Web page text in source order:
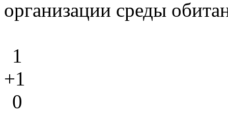
организации среды
1
+1
0